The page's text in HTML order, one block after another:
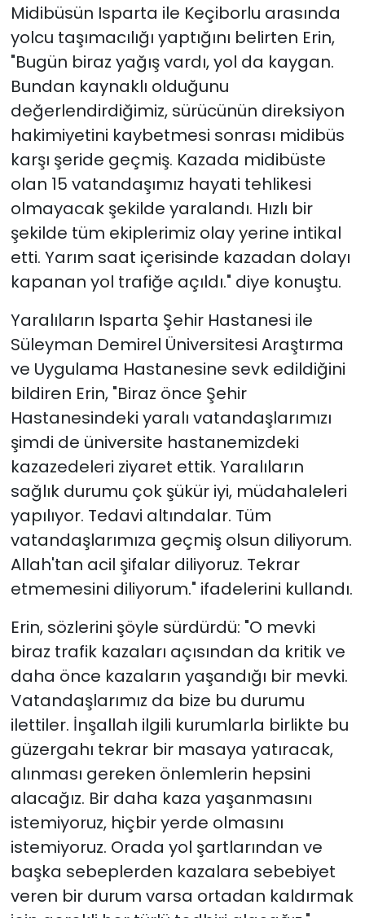
Midibüsün Isparta ile Keçiborlu arasında
yolcu taşımacılığı yaptığını belirten Erin,
"Bugün biraz yağış vardı, yol da kaygan.
Bundan kaynaklı olduğunu
değerlendirdiğimiz, sürücünün direksiyon
hakimiyetini kaybetmesi sonrası midibüs
karşı şeride geçmiş. Kazada midibüste
olan 15 vatandaşımız hayati tehlikesi
olmayacak şekilde yaralandı. Hızlı bir
şekilde tüm ekiplerimiz olay yerine intikal
etti. Yarım saat içerisinde kazadan dolayı
kapanan yol trafiğe açıldı." diye konuştu.
Yaralıların Isparta Şehir Hastanesi ile
Süleyman Demirel Üniversitesi Araştırma
ve Uygulama Hastanesine sevk edildiğini
bildiren Erin, "Biraz önce Şehir
Hastanesindeki yaralı vatandaşlarımızı
şimdi de üniversite hastanemizdeki
kazazedeleri ziyaret ettik. Yaralıların
sağlık durumu çok şükür iyi, müdahaleleri
yapılıyor. Tedavi altındalar. Tüm
vatandaşlarımıza geçmiş olsun diliyorum.
Allah'tan acil şifalar diliyoruz. Tekrar
etmemesini diliyorum." ifadelerini kullandı.
Erin, sözlerini şöyle sürdürdü: "O mevki
biraz trafik kazaları açısından da kritik ve
daha önce kazaların yaşandığı bir mevki.
Vatandaşlarımız da bize bu durumu
ilettiler. İnşallah ilgili kurumlarla birlikte bu
güzergahı tekrar bir masaya yatıracak,
alınması gereken önlemlerin hepsini
alacağız. Bir daha kaza yaşanmasını
istemiyoruz, hiçbir yerde olmasını
istemiyoruz. Orada yol şartlarından ve
başka sebeplerden kazalara sebebiyet
veren bir durum varsa ortadan kaldırmak